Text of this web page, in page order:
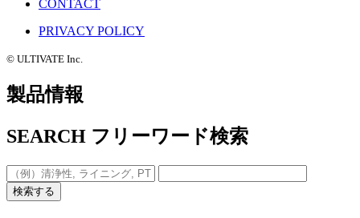
CONTACT
PRIVACY POLICY
©️ ULTIVATE Inc.
製品情報
SEARCH フリーワード検索
検索する